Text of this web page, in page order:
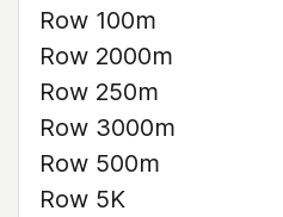
Row 100m
Row 2000m
Row 250m
Row 3000m
Row 500m
Row 5K